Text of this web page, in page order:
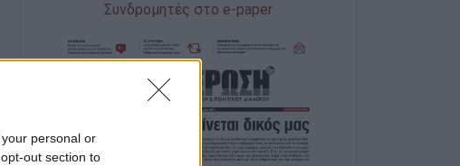
personal or
out section to
Συνδρομητές στο e-paper